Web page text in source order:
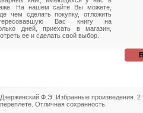
На нашем сайте Вы можете,
чем сделать покупку, отложить
Вас книгу на
дней, приехать в магазин,
ее и сделать свой выбор.
Дзержинский Ф.Э. Избранные произведения.
переплете. Отличная сохранность.